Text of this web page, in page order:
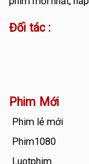
Đối tác :
Phim Mới
Phim lẻ mới
Phim1080
Luotphim